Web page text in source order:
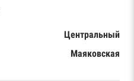
Центральный
Маяковская